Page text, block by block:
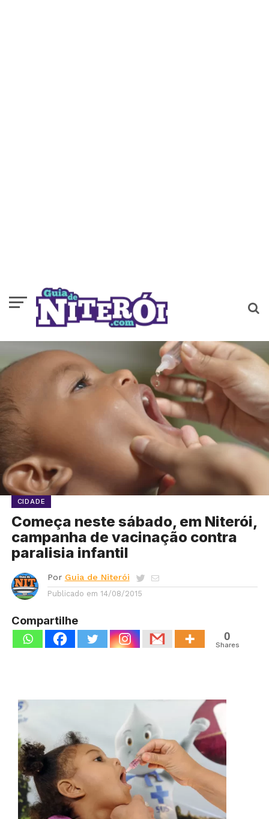
CIDADE
Começa neste sábado, em Niterói,
campanha de vacinação contra
paralisia infantil
Por Guia de Niterói
Publicado em 14/08/2015
Compartilhe
0
Shares